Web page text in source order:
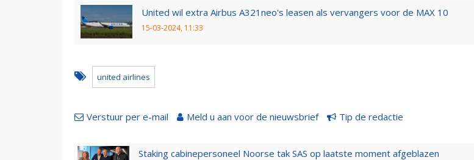
United wil extra Airbus A321neo's leasen als vervangers voor de MAX 10
15-03-2024, 11:33
united airlines
Verstuur per e-mail Meld u aan voor de nieuwsbrief Tip de redactie
Staking cabinepersoneel Noorse tak SAS op laatste moment afgeblazen